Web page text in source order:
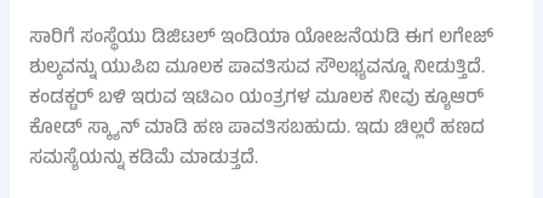
ಸಾರಿಗೆ ಸಂಸ್ಥೆಯು ಡಿಜಿಟಲ್ ಇಂಡಿಯಾ ಯೋಜನೆಯಡಿ ಈಗ ಲಗೇಜ್
ಶುಲ್ಕವನ್ನು ಯುಪಿಐ ಮೂಲಕ ಪಾವತಿಸುವ ಸೌಲಭ್ಯವನ್ನೂ ನೀಡುತ್ತಿದೆ.
ಕಂಡಕ್ಟರ್ ಬಳಿ ಇರುವ ಇಟಿಎಂ ಯಂತ್ರಗಳ ಮೂಲಕ ನೀವು ಕ್ಯೂಆರ್
ಕೋಡ್ ಸ್ಕ್ಯಾನ್ ಮಾಡಿ ಹಣ ಪಾವತಿಸಬಹುದು. ಇದು ಚಿಲ್ಲರೆ ಹಣದ
ಸಮಸ್ಯೆಯನ್ನು ಕಡಿಮೆ ಮಾಡುತ್ತದೆ.